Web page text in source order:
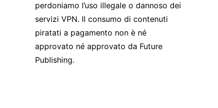
perdoniamo l’uso illegale o dannoso dei
servizi VPN. Il consumo di contenuti
piratati a pagamento non è né
approvato né approvato da Future
Publishing.